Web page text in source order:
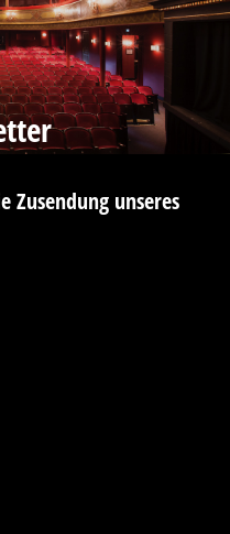
Zusendung unseres